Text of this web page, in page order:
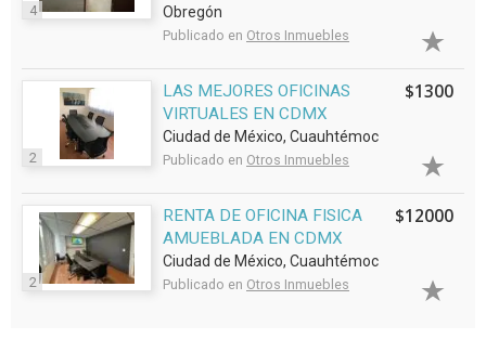
4
Obregón
Publicado en Otros Inmuebles
2
LAS MEJORES OFICINAS
VIRTUALES EN CDMX
Ciudad de México, Cuauhtémoc
Publicado en Otros Inmuebles
$1300
2
RENTA DE OFICINA FISICA
AMUEBLADA EN CDMX
Ciudad de México, Cuauhtémoc
Publicado en Otros Inmuebles
$12000